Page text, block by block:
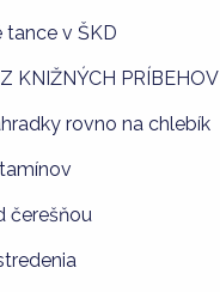
tance v ŠKD
KNIŽNÝCH PRÍBEHOV
rovno na chlebík
čerešňou